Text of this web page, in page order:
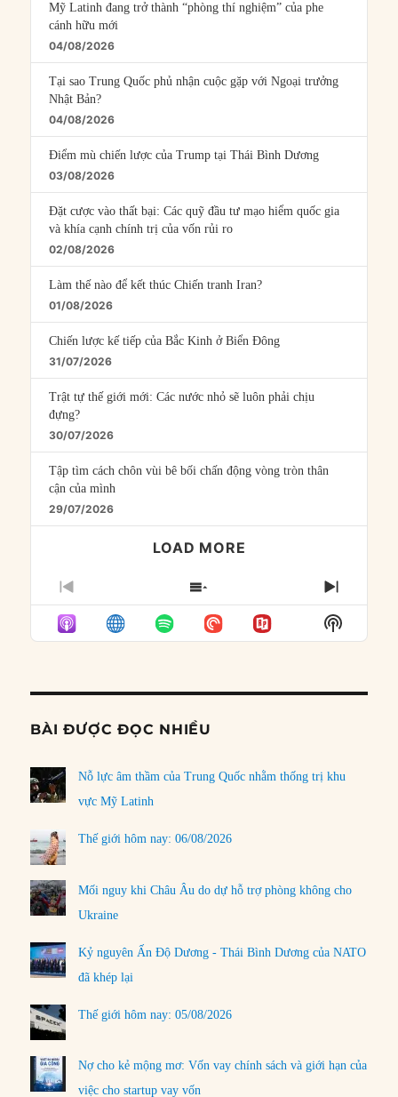
Mỹ Latinh đang trở thành “phòng thí nghiệm” của phe
cánh hữu mới
04/08/2026
Tại sao Trung Quốc phủ nhận cuộc gặp với Ngoại trưởng
Nhật Bản?
04/08/2026
Điểm mù chiến lược của Trump tại Thái Bình Dương
03/08/2026
Đặt cược vào thất bại: Các quỹ đầu tư mạo hiểm quốc gia
và khía cạnh chính trị của vốn rủi ro
02/08/2026
Làm thế nào để kết thúc Chiến tranh Iran?
01/08/2026
Chiến lược kế tiếp của Bắc Kinh ở Biển Đông
31/07/2026
Trật tự thế giới mới: Các nước nhỏ sẽ luôn phải chịu
đựng?
30/07/2026
Tập tìm cách chôn vùi bê bối chấn động vòng tròn thân
cận của mình
29/07/2026
LOAD MORE
PREVIOUS
EPISODE
SHOW
EPISODES
LIST
NEXT
Show
Podcast
BÀI ĐƯỢC ĐỌC NHIỀU
Nỗ lực âm thầm của Trung Quốc nhằm thống trị khu
vực Mỹ Latinh
Thế giới hôm nay: 06/08/2026
Mối nguy khi Châu Âu do dự hỗ trợ phòng không cho
Ukraine
Kỷ nguyên Ấn Độ Dương - Thái Bình Dương của NATO
đã khép lại
Thế giới hôm nay: 05/08/2026
Nợ cho kẻ mộng mơ: Vốn vay chính sách và giới hạn của
việc cho startup vay vốn